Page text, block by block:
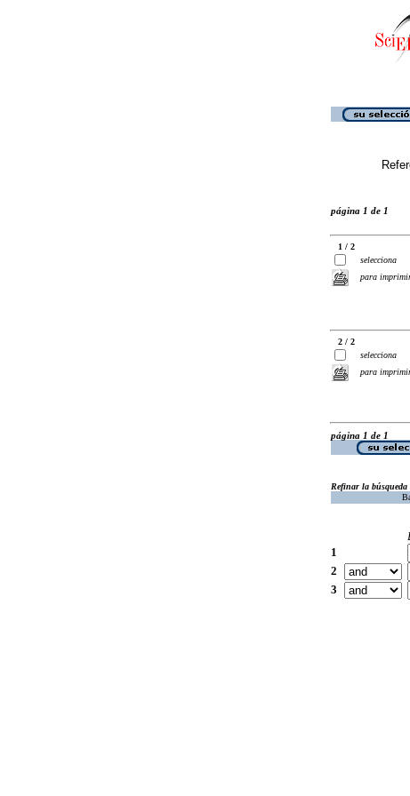
página 1 de 1
1 / 2
selecciona
para
2 / 2
selecciona
para
página 1 de 1
Refinar la búsqueda
1
2
3